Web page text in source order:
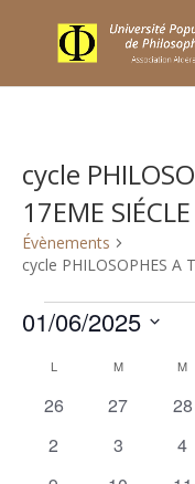
cycle
17EME SIÉCLE
Évènements
cycle PHILOSOPHES A
Évènements
01/06/2025
date.
Calendrier
de
L MMARDI M
0
26
0
27
0
28
0
2
0
3
0
4